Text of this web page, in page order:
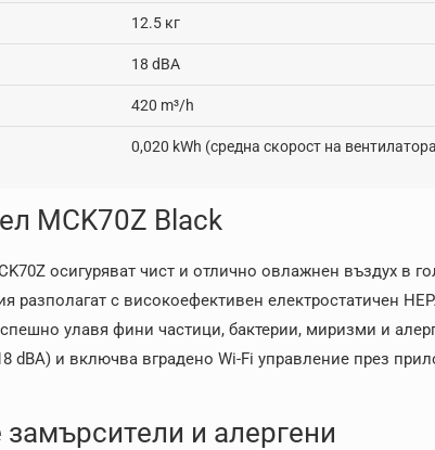
12.5 кг
18 dBA
420 m³/h
0,020 kWh (средна скорост на
MCK70Z Black
осигуряват чист и отлично овлажнен въздух в
разполагат с високоефективен електростатичен
улавя фини частици, бактерии, миризми и
dBA) и включва вградено Wi-Fi управление през
и алергени